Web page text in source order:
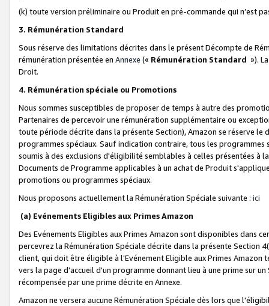
(k) toute version préliminaire ou Produit en pré-commande qui n’est
3. Rémunération Standard
Sous réserve des limitations décrites dans le présent Décompte de
rémunération présentée en Annexe (« Rémunération Standard »).
Droit.
4. Rémunération spéciale ou Promotions
Nous sommes susceptibles de proposer de temps à autre des
Partenaires de percevoir une rémunération supplémentaire ou
toute période décrite dans la présente Section), Amazon se réserve
programmes spéciaux. Sauf indication contraire, tous les
soumis à des exclusions d'éligibilité semblables à celles présentées à
Documents de Programme applicables à un achat de Produit
promotions ou programmes spéciaux.
Nous proposons actuellement la Rémunération Spéciale suivante : ici
(a) Evénements Eligibles aux Primes Amazon
Des Evénements Eligibles aux Primes Amazon sont disponibles dans
percevrez la Rémunération Spéciale décrite dans la présente Section
client, qui doit être éligible à l'Evénement Eligible aux Primes Amazon
vers la page d'accueil d'un programme donnant lieu à une prime sur
récompensée par une prime décrite en Annexe.
Amazon ne versera aucune Rémunération Spéciale dès lors que